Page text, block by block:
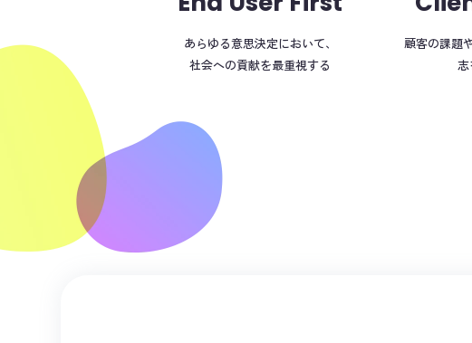
あらゆる意思決定において、
社会への貢献を最重視する
顧客の課題
志